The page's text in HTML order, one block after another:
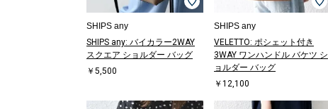
SHIPS any
SHIPS any: バイカラー2WAY
スクエア ショルダー バッグ
￥5,500
SHIPS any
VELETTO: ポシェット付き
3WAY ワンハンドル バケツ シ
ョルダー バッグ
￥12,100